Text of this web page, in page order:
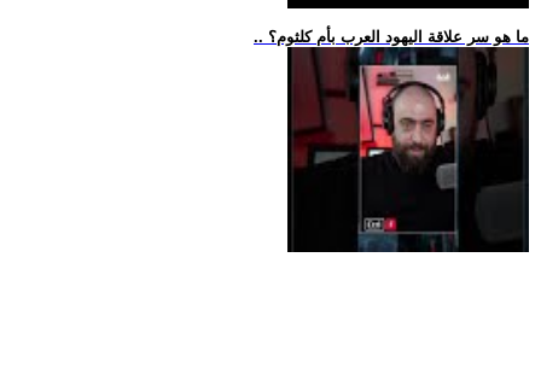
.. ما هو سر علاقة اليهود العرب بأم كلثوم؟